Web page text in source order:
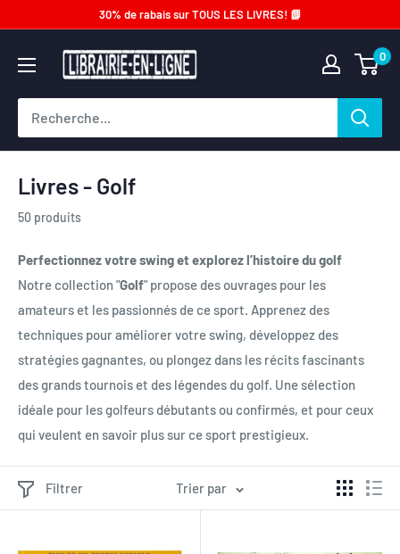
contenu
30% de rabais sur TOUS LES LIVRES! 📗
Librairie-
en-
ligne.com
0
Livres - Golf
50 produits
Perfectionnez votre swing et explorez l’histoire du golf
Notre collection "Golf" propose des ouvrages pour les
amateurs et les passionnés de ce sport. Apprenez des
techniques pour améliorer votre swing, développez des
stratégies gagnantes, ou plongez dans les récits fascinants
des grands tournois et des légendes du golf. Une sélection
idéale pour les golfeurs débutants ou confirmés, et pour ceux
qui veulent en savoir plus sur ce sport prestigieux.
Filtrer Trier par